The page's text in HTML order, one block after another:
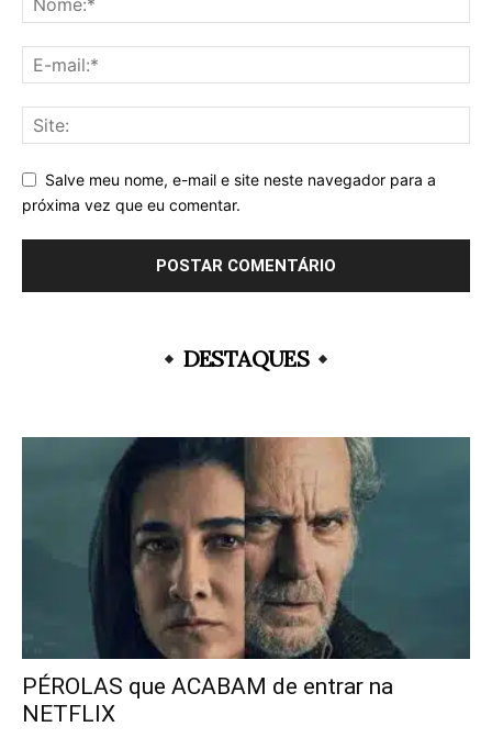
Salve meu nome, e-mail e site neste navegador para a
próxima vez que eu comentar.
DESTAQUES
PÉROLAS que ACABAM de entrar na
NETFLIX